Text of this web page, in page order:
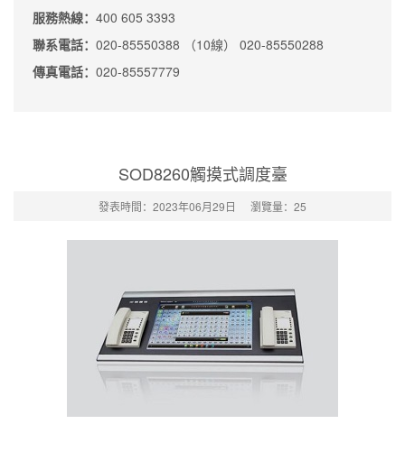
服務熱線： 400 605 3393
聯系電話： 020-85550388 （10線） 020-85550288
傳真電話： 020-85557779
SOD8260觸摸式調度臺
發表時間：2023年06月29日 瀏覽量：25